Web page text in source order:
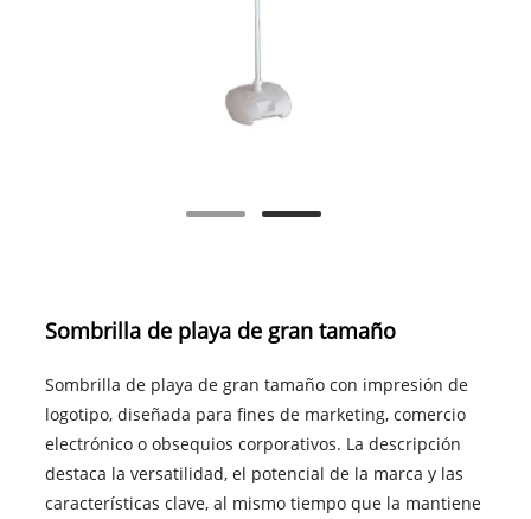
Sombrilla de playa de gran tamaño
Sombrilla de playa de gran tamaño con impresión de
logotipo, diseñada para fines de marketing, comercio
electrónico o obsequios corporativos. La descripción
destaca la versatilidad, el potencial de la marca y las
características clave, al mismo tiempo que la mantiene